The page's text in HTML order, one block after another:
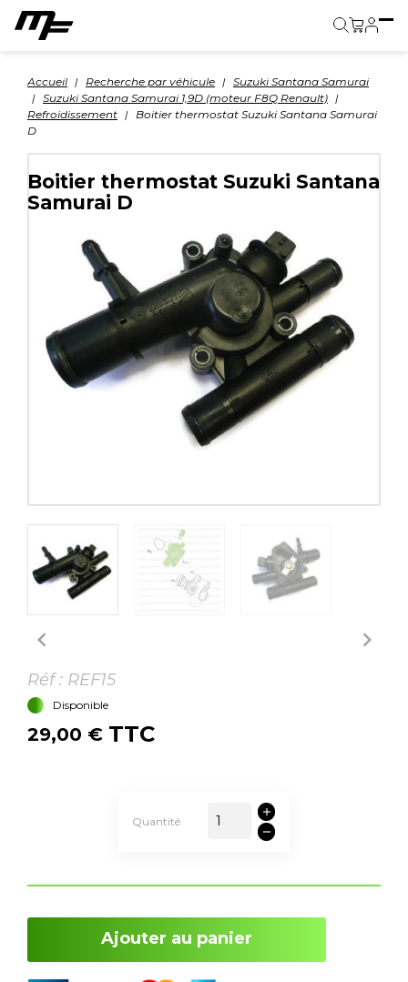
Accueil Recherche par véhicule
Suzuki Santana Samurai
Suzuki Santana Samurai 1,9D (moteur F8Q Renault)
Refroidissement
Boitier thermostat Suzuki Santana Samurai
D
 
Boitier thermostat Suzuki Santana
Samurai D
Réf : REF15
Disponible
29,00 € TTC
Quantité
Ajouter au panier